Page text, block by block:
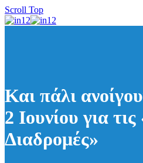
Scroll Top
Και πάλι
2 Ιουνίου για
Διαδρομές»